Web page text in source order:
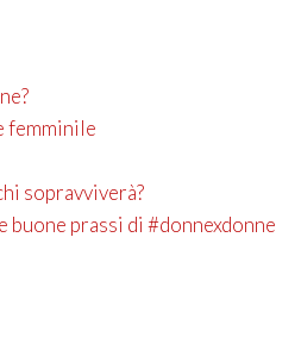
femminile
sopravviverà?
buone prassi di #donnexdonne